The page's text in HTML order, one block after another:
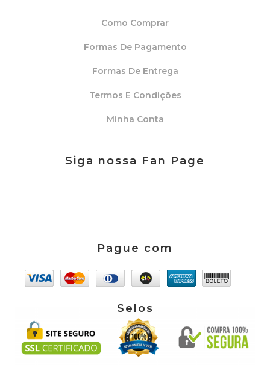
Como Comprar
Formas De Pagamento
Formas De Entrega
Termos E Condições
Minha Conta
Siga nossa Fan Page
Pague com
Selos